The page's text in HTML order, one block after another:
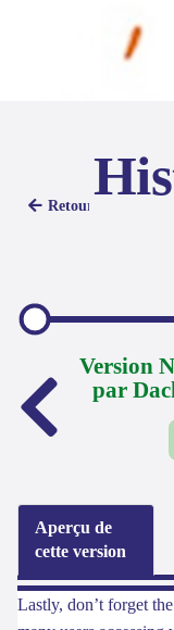
Retour
Version
par
Aperçu de
cette version